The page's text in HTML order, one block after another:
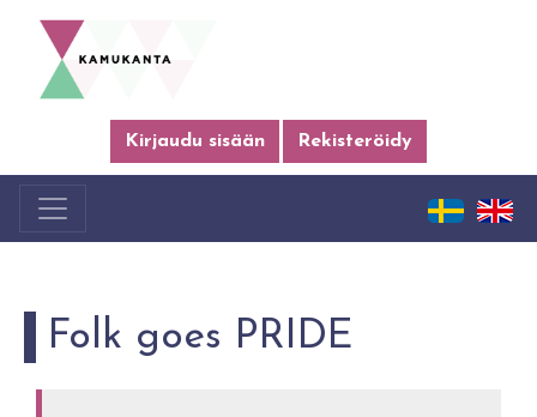
Kirjaudu sisään Rekisteröidy
Folk goes PRIDE